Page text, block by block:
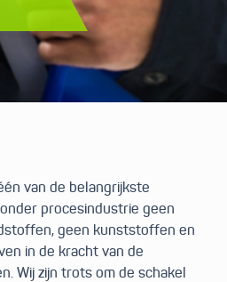
van de belangrijkste
procesindustrie geen
geen kunststoffen en
in de kracht van de
Wij zijn trots om de schakel